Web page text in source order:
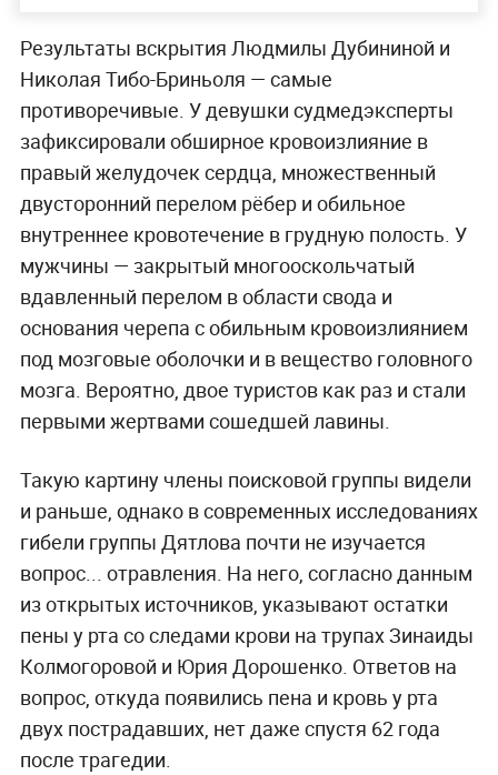
Результаты вскрытия Людмилы Дубининой и
Николая Тибо-Бриньоля — самые
противоречивые. У девушки судмедэксперты
зафиксировали обширное кровоизлияние в
правый желудочек сердца, множественный
двусторонний перелом рёбер и обильное
внутреннее кровотечение в грудную полость. У
мужчины — закрытый многооскольчатый
вдавленный перелом в области свода и
основания черепа с обильным кровоизлиянием
под мозговые оболочки и в вещество головного
мозга. Вероятно, двое туристов как раз и стали
первыми жертвами сошедшей лавины.
Такую картину члены поисковой группы видели
и раньше, однако в современных исследованиях
гибели группы Дятлова почти не изучается
вопрос... отравления. На него, согласно данным
из открытых источников, указывают остатки
пены у рта со следами крови на трупах Зинаиды
Колмогоровой и Юрия Дорошенко. Ответов на
вопрос, откуда появились пена и кровь у рта
двух пострадавших, нет даже спустя 62 года
после трагедии.